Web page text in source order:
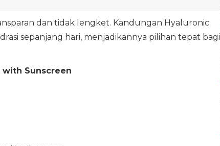
dan tidak lengket. Kandungan Hyaluronic
sepanjang hari, menjadikannya pilihan tepat bagi
with Sunscreen